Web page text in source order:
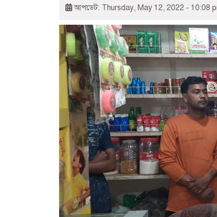
আপডেট: Thursday, May 12, 2022 - 10:08